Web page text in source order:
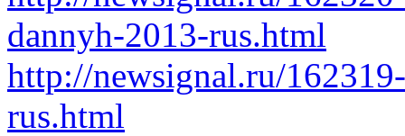
dannyh-2013-rus.html
http://newsignal.ru/
rus.html